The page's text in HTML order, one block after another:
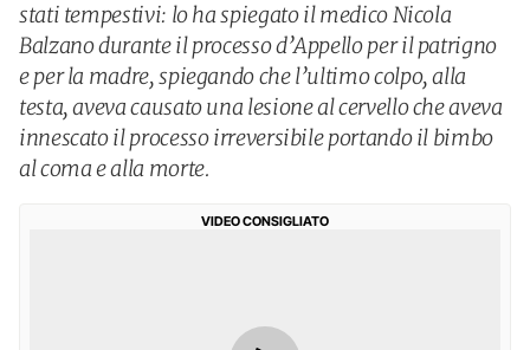
stati tempestivi: lo ha spiegato il medico Nicola
Balzano durante il processo d’Appello per il patrigno
e per la madre, spiegando che l’ultimo colpo, alla
testa, aveva causato una lesione al cervello che aveva
innescato il processo irreversibile portando il bimbo
al coma e alla morte.
VIDEO CONSIGLIATO